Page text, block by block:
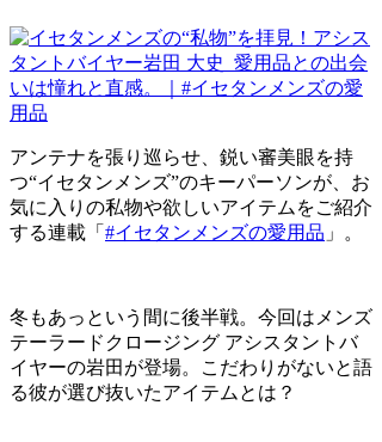
アンテナを張り巡らせ、鋭い審美眼を持
つ“イセタンメンズ”のキーパーソンが、お
気に入りの私物や欲しいアイテムをご紹介
する連載「 #イセタンメンズの愛用品 」。
冬もあっという間に後半戦。今回はメンズ
テーラードクロージング アシスタントバ
イヤーの岩田が登場。こだわりがないと語
る彼が選び抜いたアイテムとは？